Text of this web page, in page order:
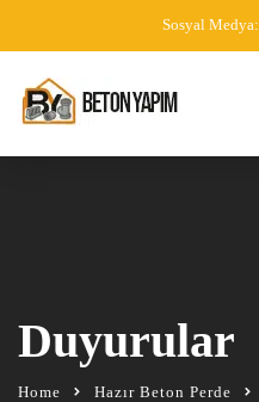
Sosyal Medya:
Duyurular
Home Hazır Beton Perde